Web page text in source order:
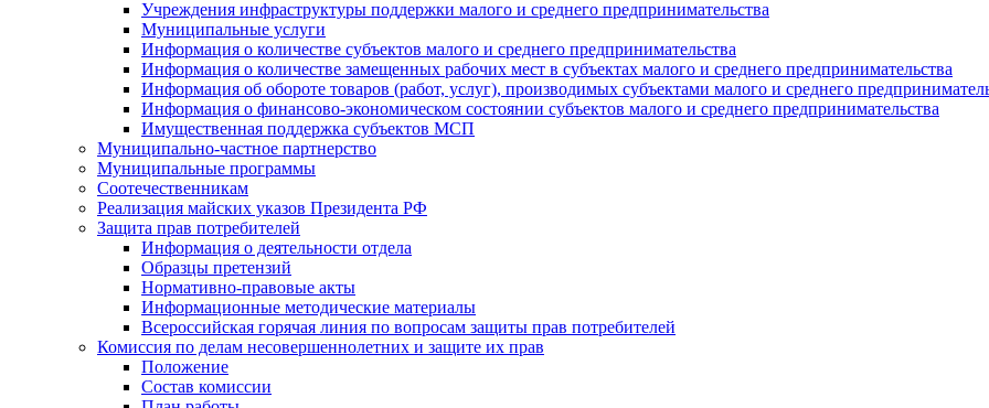
Учреждения инфраструктуры поддержки малого и среднего предпринимательства
Муниципальные услуги
Информация о количестве субъектов малого и среднего предпринимательства
Информация о количестве замещенных рабочих мест в субъектах малого и среднего предпринимательства
Информация об обороте товаров (работ, услуг), производимых субъектами малого и среднего
Информация о финансово-экономическом состоянии субъектов малого и среднего предпринимательства
Имущественная поддержка субъектов МСП
Муниципально-частное партнерство
Муниципальные программы
Соотечественникам
Реализация майских указов Президента РФ
Защита прав потребителей
Информация о деятельности отдела
Образцы претензий
Нормативно-правовые акты
Информационные методические материалы
Всероссийская горячая линия по вопросам защиты прав потребителей
Комиссия по делам несовершеннолетних и защите их прав
Положение
Состав комиссии